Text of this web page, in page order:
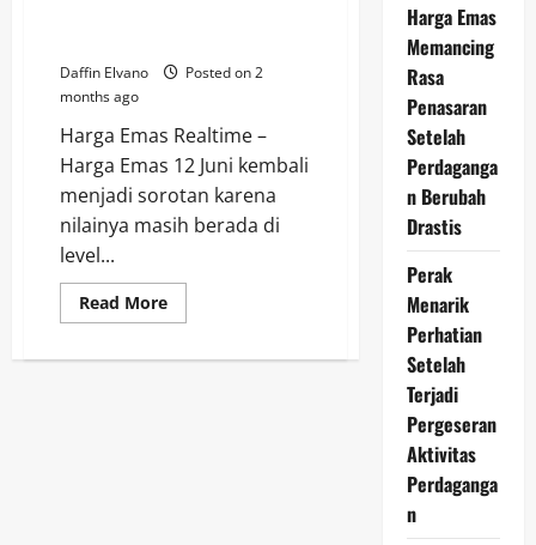
Daffin Elvano
Posted on 2
months ago
Harga Emas Realtime –
Harga Emas 12 Juni kembali
menjadi sorotan karena
nilainya masih berada di
level...
Read MoreRead
more
Emas
Harga Emas
Memancing
Rasa
Penasaran
Setelah
Perdaganga
n Berubah
Drastis
Perak
Menarik
Perhatian
Setelah
Terjadi
Pergeseran
Aktivitas
Perdaganga
n